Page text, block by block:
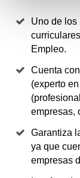
Uno de los
Empleo.
Cuenta
(experto
empresas,
Garantiza
ya que
empresas